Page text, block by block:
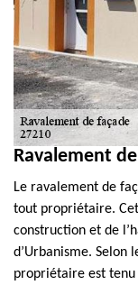
Ravalement
Le ravalement de
tout propriétaire.
construction et de
d’Urbanisme. Selon
propriétaire est